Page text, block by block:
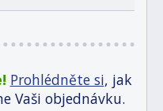
Prohlédněte si, jak
Vaši objednávku.